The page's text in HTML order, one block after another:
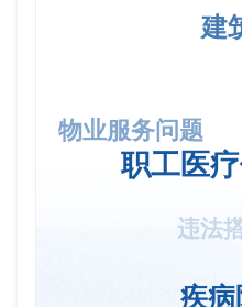
疾病
职工医
物业服务问题
违法
建